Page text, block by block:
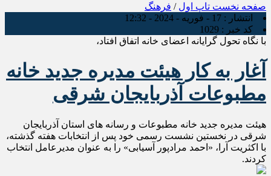
صفحه نخست تاپ اول / فرهنگ
انتشار : 17 - فوریه - 2024 - 12:32
کد خبر : 1029
با نگاه تحول گرایانه اعضای خانه اتفاق افتاد،
آغار به کار هیئت مدیره جدید خانه
مطبوعات آذربایجان شرقی
هیئت مدیره جدید خانه مطبوعات و رسانه های استان آذربایجان
شرقی در نخستین نشست رسمی خود پس از انتخابات هفته گذشته،
با اکثریت آرا، «احمد مرادپور آسیابی» را به عنوان مدیرعامل انتخاب
کردند.